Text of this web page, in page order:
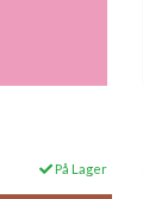
På Lager